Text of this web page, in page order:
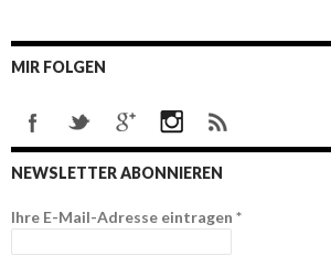
MIR FOLGEN
NEWSLETTER ABONNIEREN
Ihre E-Mail-Adresse eintragen *